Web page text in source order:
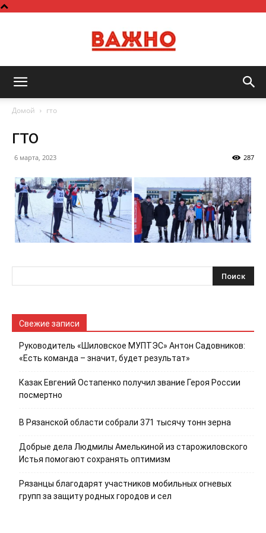
Домой гто
гто
6 марта, 2023 287
Свежие записи
Руководитель «Шиловское МУПТЭС» Антон Садовников:
«Есть команда – значит, будет результат»
Казак Евгений Остапенко получил звание Героя России
посмертно
В Рязанской области собрали 371 тысячу тонн зерна
Добрые дела Людмилы Амелькиной из старожиловского
Истья помогают сохранять оптимизм
Рязанцы благодарят участников мобильных огневых
групп за защиту родных городов и сел